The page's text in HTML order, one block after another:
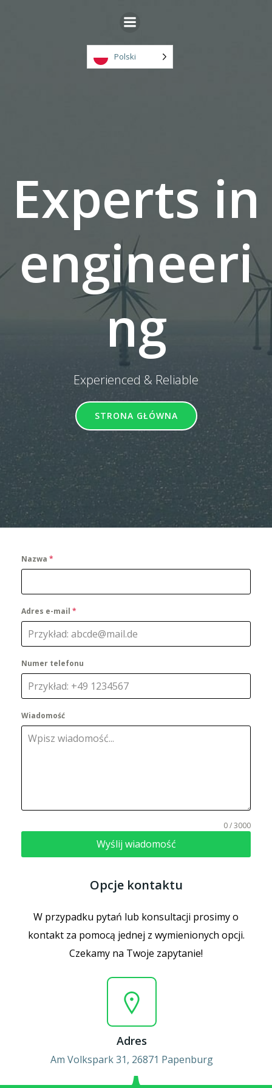
do
Polski
Experts in
engineeri
ng
Experienced & Reliable
STRONA GŁÓWNA
Nazwa *
Adres e-mail *
Numer telefonu
Wiadomość
0 / 3000
Wyślij wiadomość
Opcje kontaktu
W przypadku pytań lub konsultacji prosimy o
kontakt za pomocą jednej z wymienionych opcji.
Czekamy na Twoje zapytanie!
Adres
Am Volkspark 31, 26871 Papenburg